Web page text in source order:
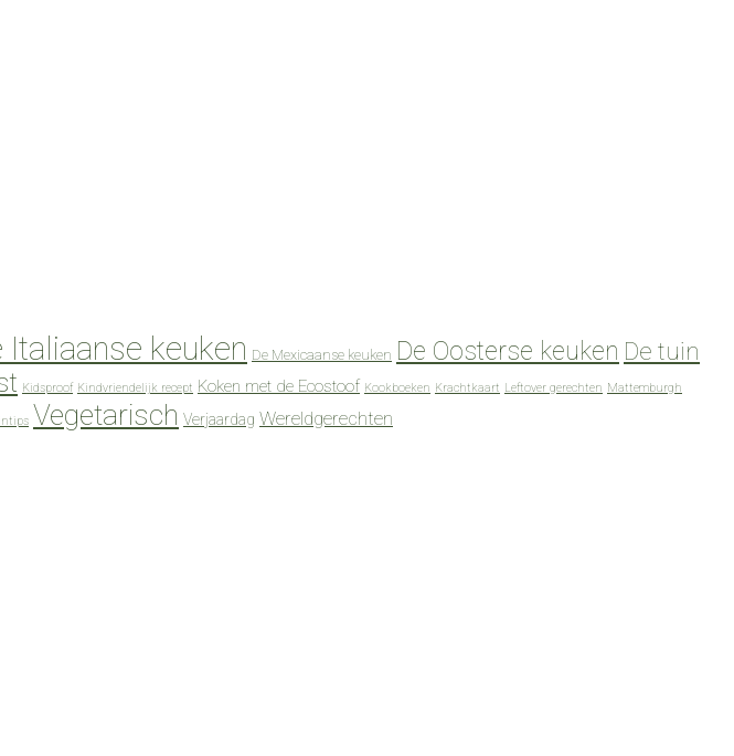
Italiaanse keuken De Mexicaanse keuken De Oosterse keuken De tuin
Kidsproof Kindvriendelijk recept Koken met de Ecostoof Kookboeken Krachtkaart Leftover gerechten Mattemburgh
Vegetarisch Verjaardag Wereldgerechten